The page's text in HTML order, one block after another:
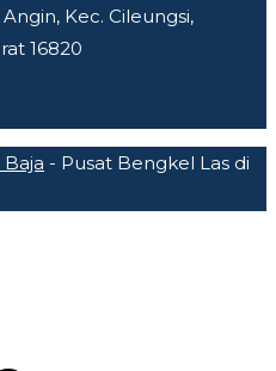
Kec. Cileungsi,
16820
Baja - Pusat Bengkel Las di